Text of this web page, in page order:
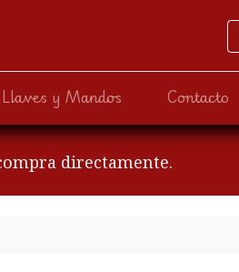
Llaves y Mandos Contacto
directamente.